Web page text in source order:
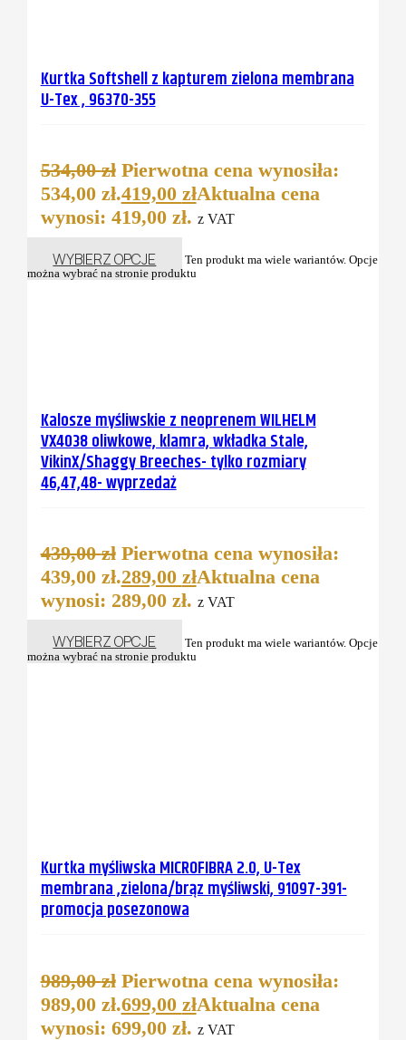
Kurtka Softshell z kapturem zielona membrana
U-Tex , 96370-355
534,00zł Pierwotna cena wynosiła:
534,00 zł.419,00 złAktualna cena
wynosi: 419,00 zł. z VAT
WYBIERZ OPCJE
Ten produkt ma wiele wariantów. Opcje
można wybrać na stronie produktu
Kalosze myśliwskie z neoprenem WILHELM
VX4038 oliwkowe, klamra, wkładka Stale,
VikinX/Shaggy Breeches- tylko rozmiary
46,47,48- wyprzedaż
439,00zł Pierwotna cena wynosiła:
439,00 zł.289,00 złAktualna cena
wynosi: 289,00 zł. z VAT
WYBIERZ OPCJE
Ten produkt ma wiele wariantów. Opcje
można wybrać na stronie produktu
Kurtka myśliwska MICROFIBRA 2.0, U-Tex
membrana ,zielona/brąz myśliwski, 91097-391-
promocja posezonowa
989,00zł Pierwotna cena wynosiła:
989,00 zł.699,00 złAktualna cena
wynosi: 699,00 zł. z VAT